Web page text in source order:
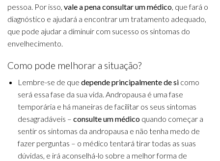
pessoa. Por isso, vale a pena consultar um médico, que fará o
diagnóstico e ajudará a encontrar um tratamento adequado,
que pode ajudar a diminuir com sucesso os sintomas do
envelhecimento.
Como pode melhorar a situação?
Lembre-se de que depende principalmente de sicomo
será essa fase da sua vida. Andropausa é uma fase
temporária e há maneiras de facilitar os seus sintomas
desagradáveis – consulte um médicoquando começar a
sentir os sintomas da andropausa e não tenha medo de
fazer perguntas – o médico tentará tirar todas as suas
dúvidas, e irá aconselhá-lo sobre a melhor forma de